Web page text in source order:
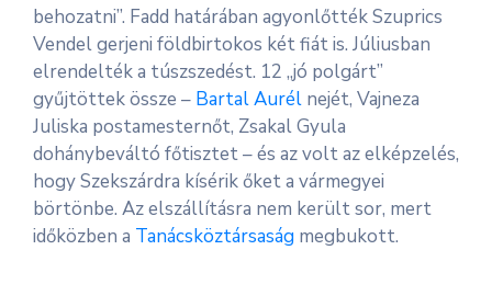
behozatni”. Fadd határában agyonlőtték Szuprics
Vendel gerjeni földbirtokos két fiát is. Júliusban
elrendelték a túszszedést. 12 „jó polgárt”
gyűjtöttek össze – Bartal Aurél nejét, Vajneza
Juliska postamesternőt, Zsakal Gyula
dohánybeváltó főtisztet – és az volt az elképzelés,
hogy Szekszárdra kísérik őket a vármegyei
börtönbe. Az elszállításra nem került sor, mert
időközben a Tanácsköztársaság megbukott.